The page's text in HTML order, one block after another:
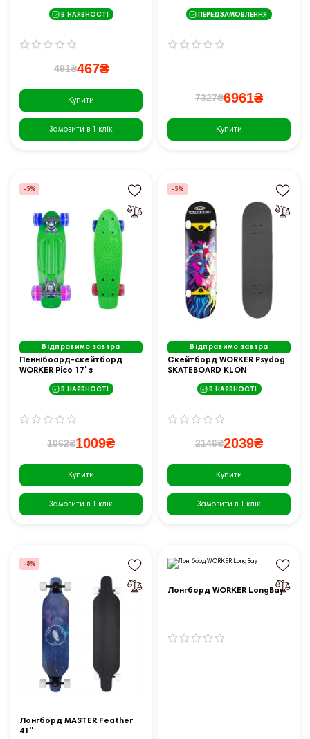
В НАЯВНОСТІ
491₴467₴
Купити
Замовити в 1 клік
ПЕРЕДЗАМОВЛЕННЯ
7327₴6961₴
Купити
-5%
Відправимо завтра
Пеннібоард-скейтборд
WORKER Pico 17' з
зелений
В НАЯВНОСТІ
1062₴1009₴
Купити
Замовити в 1 клік
-5%
Відправимо завтра
Скейтборд WORKER Psydog
SKATEBOARD KLON
В НАЯВНОСТІ
2146₴2039₴
Купити
Замовити в 1 клік
-5%
Лонгборд MASTER Feather
41''
Лонгборд WORKER LongBay